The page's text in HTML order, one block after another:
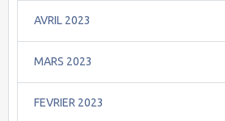
AVRIL 2023
MARS 2023
FEVRIER 2023